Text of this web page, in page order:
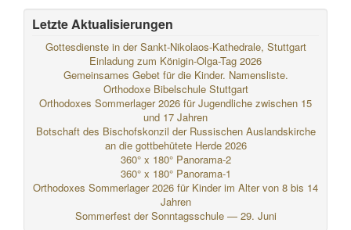
Letzte Aktualisierungen
Gottesdienste in der Sankt-Nikolaos-Kathedrale, Stuttgart
Einladung zum Königin-Olga-Tag 2026
Gemeinsames Gebet für die Kinder. Namensliste.
Orthodoxe Bibelschule Stuttgart
Orthodoxes Sommerlager 2026 für Jugendliche zwischen 15
und 17 Jahren
Botschaft des Bischofskonzil der Russischen Auslandskirche
an die gottbehütete Herde 2026
360° x 180° Panorama-2
360° x 180° Panorama-1
Orthodoxes Sommerlager 2026 für Kinder im Alter von 8 bis 14
Jahren
Sommerfest der Sonntagsschule — 29. Juni